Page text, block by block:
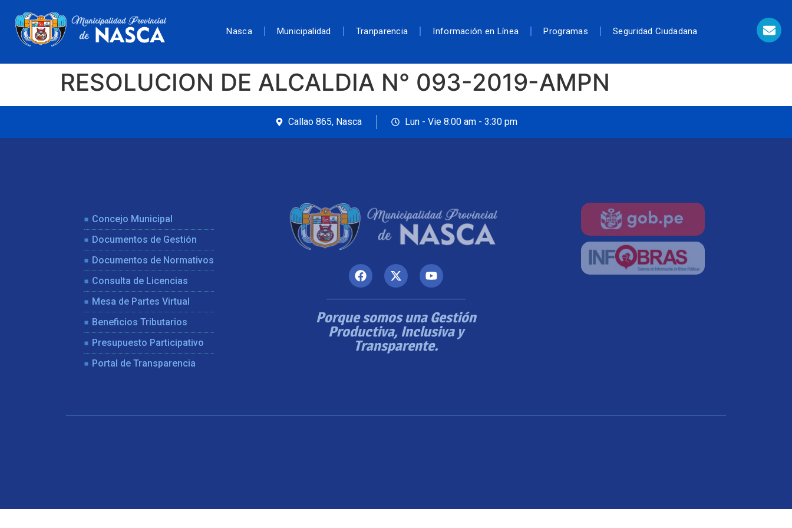
Nasca Municipalidad Tranparencia Información en Línea Programas Seguridad Ciudadana
RESOLUCION DE ALCALDIA N° 093-2019-AMPN
Callao 865, Nasca Lun - Vie 8:00 am - 3:30 pm
Concejo Municipal
Documentos de Gestión
Documentos de Normativos
Consulta de Licencias
Mesa de Partes Virtual
Beneficios Tributarios
Presupuesto Participativo
Portal de Transparencia
Porque somos una Gestión
Productiva, Inclusiva y
Transparente.